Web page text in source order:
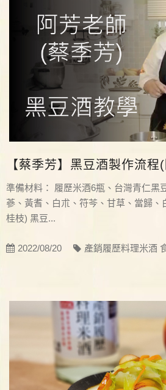
【蔡季芳】黑豆酒製作流
準備材料： 履歷米酒6瓶、台灣青仁黑
蔘、黃耆、白朮、符芩、甘草、當歸、
桂枝) 黑豆...
2022/08/20 產銷履歷料理米酒